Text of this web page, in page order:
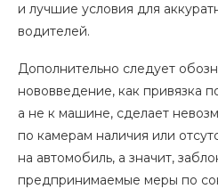
и лучшие условия для
водителей.
Дополнительно следует
нововведение, как привязка
а не к машине, сделает
по камерам наличия или
на автомобиль, а значит,
предпринимаемые меры по